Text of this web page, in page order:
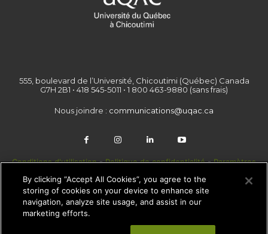
555, boulevard de l’Université, Chicoutimi (Québec) Canada
G7H 2B1 • 418 545-5011 • 1 800 463-9880 (sans frais)
Nous joindre : communications@uqac.ca
Conditions d'utilisation-Politique de confidentialité-Paramètres
des témoins
By clicking “Accept All Cookies”, you agree to the
storing of cookies on your device to enhance site
navigation, analyze site usage, and assist in our
marketing efforts.